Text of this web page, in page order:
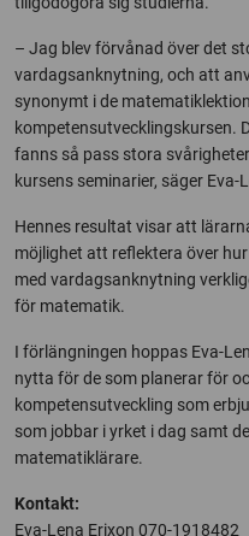
– Jag blev förvånad över det
vardagsanknytning, och att
synonymt i de
kompetensutvecklingskursen.
fanns så pass stora
kursens seminarier, säger Eva-
Hennes resultat visar att
möjlighet att reflektera över
med vardagsanknytning
för matematik.
I förlängningen hoppas Eva-
nytta för de som planerar för
kompetensutveckling som
som jobbar i yrket i dag samt
matematiklärare.
Kontakt:
Eva-Lena Erixon 070-1918482